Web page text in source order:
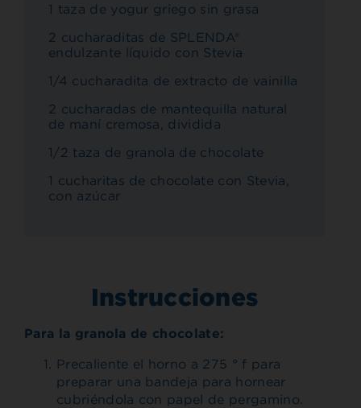
1 taza de yogur griego sin grasa
2 cucharaditas de SPLENDA®
endulzante líquido con Stevia
1/4 cucharadita de extracto de vainilla
2 cucharadas de mantequilla natural
de maní cremosa, dividida
1/2 taza de granola de chocolate
1 cucharitas de chocolate con Stevia,
con azúcar
Instrucciones
Para la granola de chocolate:
Precaliente el horno a 275 ° f para
preparar una bandeja para hornear
cubriéndola con papel de pergamino.